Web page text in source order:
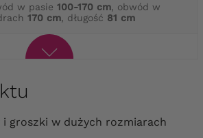
w pasie 100-170 cm, obwód w
170 cm, długość 81 cm
i groszki w dużych rozmiarach